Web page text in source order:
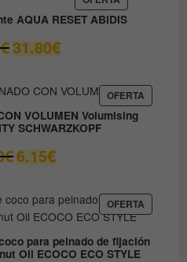
59.05€.
41.33€.
EN
OFERTA
AQUA RESET ABIDIS
€ El
precio
era:
37.45€.
31.80€El
precio
es:
31.80€.
OFERTA
EN
VOLUMEN Volumising
SCHWARZKOPF
€El
precio
era:
12.30€.
6.15€El
precio
es:
6.15€.
OFERTA
EN
para peinado de fijación
Oil ECOCO ECO STYLE